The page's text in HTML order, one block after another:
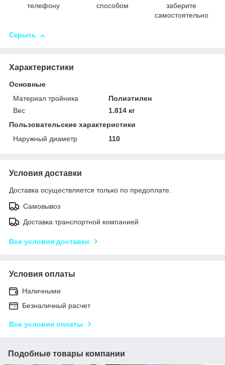
телефону
способом
заберите
самостоятельно
Скрыть
Характеристики
Основные
Материал тройника
Полиэтилен
Вес
1.814 кг
Пользовательские характеристики
Наружный диаметр
110
Условия доставки
Доставка осуществляется только по предоплате.
Самовывоз
Доставка транспортной компанией
Все условия доставки
Условия оплаты
Наличными
Безналичный расчет
Все условия оплаты
Подобные товары компании